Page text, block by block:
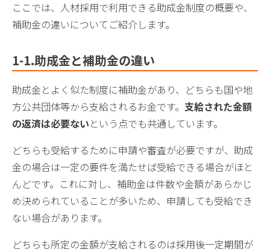
ここでは、人材採用で利用できる助成金制度の概要や、
補助金の違いについてご紹介します。
1-1.助成金と補助金の違い
助成金とよく似た制度に補助金があり、どちらも国や地
方公共団体等から支給されるお金です。 支給された金額
の返済は必要ないという点でも共通しています。
どちらも受給するために申請や審査が必要ですが、助成
金の場合は一定の要件を満たせば受給できる場合がほと
んどです。これに対し、補助金は件数や金額があらかじ
め決められていることが多いため、申請しても受給でき
ない場合があります。
どちらも所定の金額が支給されるのは採用後一定期間が